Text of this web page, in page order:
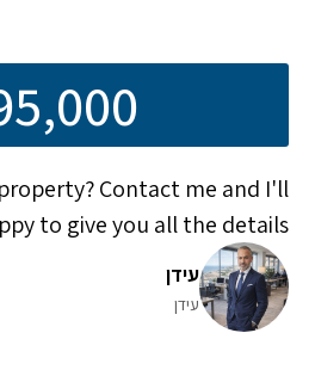
Contact me and I'll
to give you all the details!
עידן
עידן